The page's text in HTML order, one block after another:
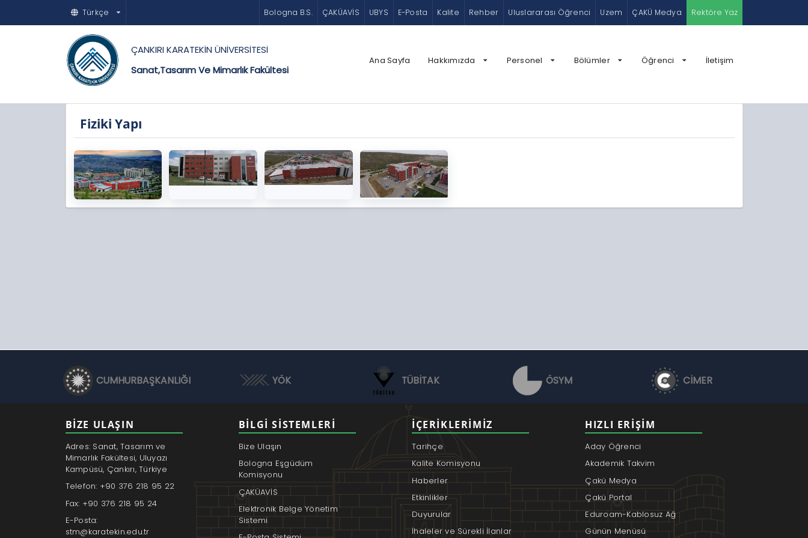
Türkçe Bologna B.S. ÇAKÜAVİS UBYS E-Posta Kalite Rehber Uluslararası Öğrenci Uzem ÇAKÜ Medya Rektöre Yaz
ÇANKIRI KARATEKİN ÜNİVERSİTESİ
Sanat,Tasarım Ve Mimarlık Fakültesi
Ana Sayfa Hakkımızda Personel Bölümler Öğrenci İletişim
Fiziki Yapı
CUMHURBAŞKANLIĞI YÖK TÜBİTAK ÖSYM CİMER
BİZE ULAŞIN
Adres: Sanat, Tasarım ve
Mimarlık Fakültesi, Uluyazı
Kampüsü, Çankırı, Türkiye
Telefon: +90 376 218 95 22
Fax: +90 376 218 95 24
E-Posta:
stm@karatekin.edu.tr
BILGI SISTEMLERI
Bize Ulaşın
Bologna Eşgüdüm
Komisyonu
ÇAKÜAVİS
Elektronik Belge Yönetim
Sistemi
İÇERIKLERIMIZ
Tarihçe
Kalite Komisyonu
Haberler
Etkinlikler
Duyurular
İhaleler ve Sürekli İlanlar
HIZLI ERIŞIM
Aday Öğrenci
Akademik Takvim
Çakü Medya
Çakü Portal
Eduroam-Kablosuz Ağ
Günün Menüsü